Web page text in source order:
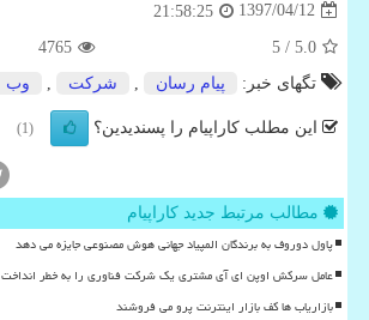
1397/04/12
21:58:25
5.0
/ 5
4765
تگهای خبر:
پیام رسان شركت وب
این مطلب کاراپیام را پسندیدین؟ (1)
مطالب مرتبط جدید کاراپیام
پاول دوروف به برندگان المپیاد جهانی هوش مصنوعی جایزه می دهد
عامل سرکش اوپن ای آی مشتری یک شرکت فناوری را به خطر انداخت
بازاریاب ها کف بازار اینترنت پرو می فروشند